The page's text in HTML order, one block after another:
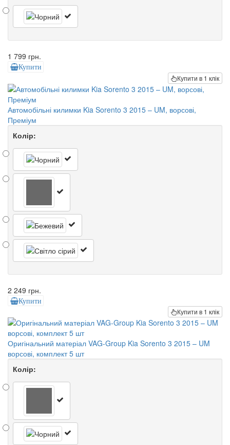
1 799 грн.
Купити
Купити в 1 клік
Автомобільні килимки Kia Sorento 3 2015 – UM, ворсові,
Преміум
Колір:
2 249 грн.
Купити
Купити в 1 клік
Оригінальний матеріал VAG-Group Kia Sorento 3 2015 – UM
ворсові, комплект 5 шт
Колір: